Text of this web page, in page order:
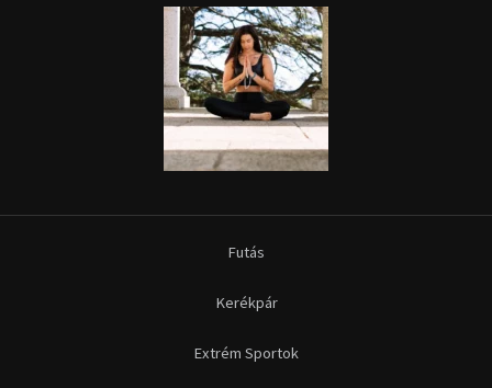
Futás
Kerékpár
Extrém Sportok